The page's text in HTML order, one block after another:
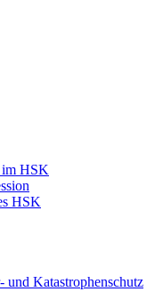
im HSK
HSK
und Katastrophenschutz